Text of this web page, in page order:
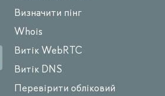
Визначити пінг
Whois
Витік WebRTC
Витік DNS
Перевірити обліковий